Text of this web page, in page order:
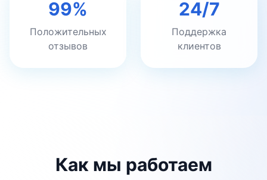
99%
Положительных
отзывов
24/7
Поддержка
клиентов
Как мы работаем